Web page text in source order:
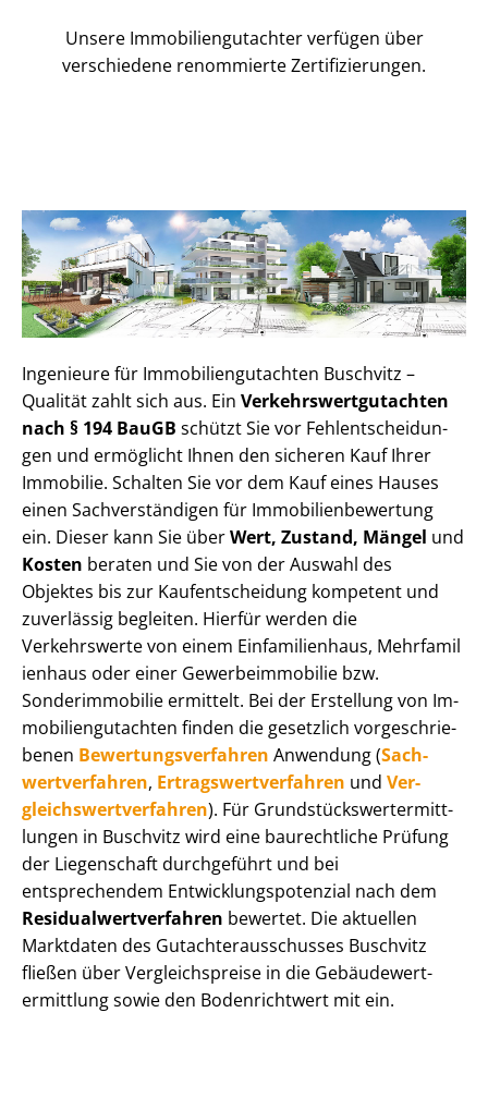
Unsere Immobilien­gutachter verfügen über
verschiedene renommierte Zer­ti­fi­zie­run­gen.
Ingenieure für Im­mo­bi­li­en­gut­ach­ten Buschvitz –
Qualität zahlt sich aus. Ein Ver­kehrs­wert­gut­ach­ten
nach § 194 BauGB schützt Sie vor Fehl­ent­schei­dun­
gen und ermöglicht Ihnen den sicheren Kauf Ihrer
Immobilie. Schalten Sie vor dem Kauf eines Hauses
einen Sach­ver­stän­di­gen für Im­mo­bi­li­en­be­wer­tung
ein. Dieser kann Sie überWert, Zustand, Mängel und
Kosten beraten und Sie von der Auswahl des
Objektes bis zur Kauf­ent­schei­dung kompetent und
zuverlässig begleiten. Hierfür werden die
Verkehrswerte von einem Einfamilienhaus, Mehr­fa­mi­l
i­en­haus oder einer Ge­wer­be­im­mo­bi­lie bzw.
Sonderimmobilie ermittelt. Bei der Erstellung von Im­
mo­bi­li­en­gut­ach­ten finden die gesetzlich vor­ge­schrie­
be­nen Be­wer­tungs­ver­fah­ren Anwendung (Sach­
wert­ver­fah­ren, Er­trags­wert­ver­fah­ren und Ver­
gleichs­wert­ver­fah­ren). Für Grund­stücks­wert­ermitt­
lun­gen in Buschvitz wird eine baurechtliche Prüfung
der Liegenschaft durchgeführt und bei
entsprechendem Ent­wick­lungs­po­ten­zi­al nach dem
Re­si­du­al­wert­ver­fah­ren bewertet. Die aktuellen
Marktdaten des Gut­ach­ter­aus­schus­ses Buschvitz
fließen über Ver­gleichs­prei­se in die Ge­bäu­de­wert­
ermitt­lung sowie den Bodenrichtwert mit ein.